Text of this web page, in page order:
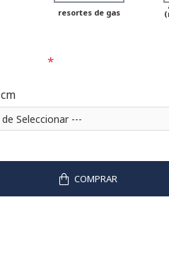
resortes de gas
COMPRAR